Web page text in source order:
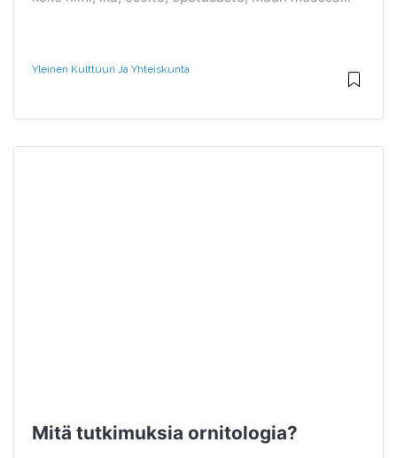
Yleinen Kulttuuri Ja Yhteiskunta
Mitä tutkimuksia ornitologia?